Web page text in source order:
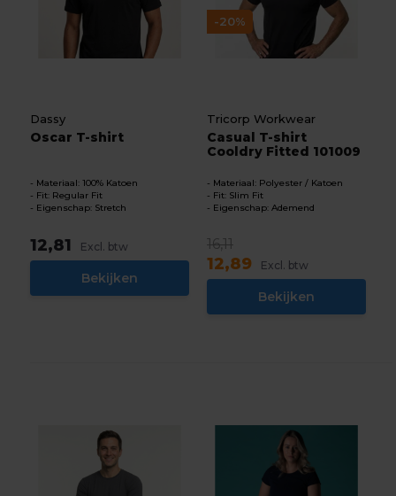
Dassy
Oscar T-shirt
Materiaal: 100% Katoen
Fit: Regular Fit
Eigenschap: Stretch
12,81 Excl. btw
Bekijken
-20%
Tricorp Workwear
Casual T-shirt
Cooldry Fitted 101009
Materiaal: Polyester / Katoen
Fit: Slim Fit
Eigenschap: Ademend
16,11
12,89 Excl. btw
Bekijken